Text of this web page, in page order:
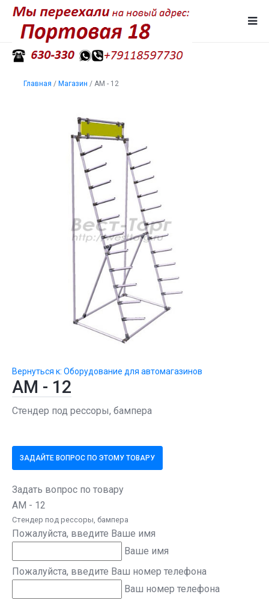
Главная / Магазин / АМ - 12
Вернуться к: Оборудование для автомагазинов
АМ - 12
Стендер под рессоры, бампера
ЗАДАЙТЕ ВОПРОС ПО ЭТОМУ ТОВАРУ
Задать вопрос по товару
АМ - 12
Стендер под рессоры, бампера
Пожалуйста, введите Ваше имя
Ваше имя
Пожалуйста, введите Ваш номер телефона
Ваш номер телефона